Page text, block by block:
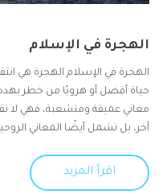
الهجرة في الإسلام
الهجرة في الإسلام الهجرة هي
حياة أفضل أو هروبًا من خطر
معاني عميقة ومتشعبة، فهي لا
آخر، بل تشمل أيضًا المعاني
اقرأ المزيد